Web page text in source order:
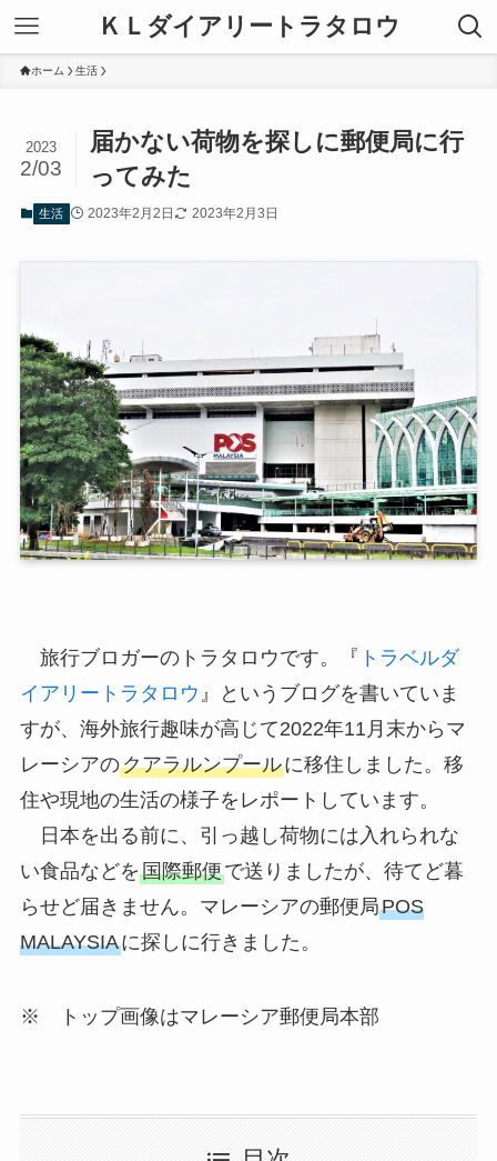
ＫＬダイアリートラタロウ
ホーム 生活
届かない荷物を探しに郵便局に行
ってみた
2023
2/03
生活 2023年2月2日 2023年2月3日
旅行ブロガーのトラタロウです。『 トラベルダ
イアリートラタロウ 』というブログを書いていま
すが、海外旅行趣味が高じて2022年11月末からマ
レーシアのクアラルンプールに移住しました。移
住や現地の生活の様子をレポートしています。
日本を出る前に、引っ越し荷物には入れられな
い食品などを国際郵便で送りましたが、待てど暮
らせど届きません。マレーシアの郵便局POS
MALAYSIAに探しに行きました。
※ トップ画像はマレーシア郵便局本部